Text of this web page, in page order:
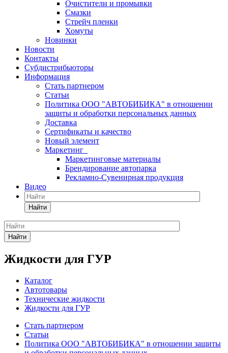
Очистители и промывки
Смазки
Стрейч пленки
Хомуты
Новинки
Новости
Контакты
Субдистрибьюторы
Информация
Стать партнером
Статьи
Политика ООО "АВТОБИБИКА" в отношении
защиты и обработки персональных данных
Доставка
Сертификаты и качество
Новый элемент
Маркетинг
Маркетинговые материалы
Брендирование автопарка
Рекламно-Сувенирная продукция
Видео
Найти
Найти
Жидкости для ГУР
Каталог
Автотовары
Технические жидкости
Жидкости для ГУР
Стать партнером
Статьи
Политика ООО "АВТОБИБИКА" в отношении защиты